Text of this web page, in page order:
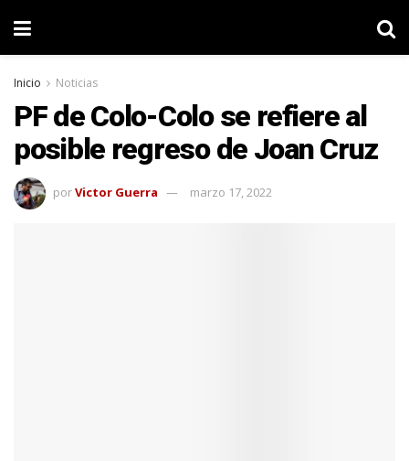
Inicio Noticias
PF de Colo-Colo se refiere al
posible regreso de Joan Cruz
porVictor Guerra marzo 17, 2022